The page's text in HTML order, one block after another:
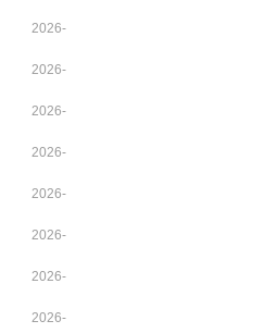
04-28
2026-
04-20
2026-
04-29
2026-
04-29
2026-
04-14
2026-
04-26
2026-
05-23
2026-
04-18
2026-